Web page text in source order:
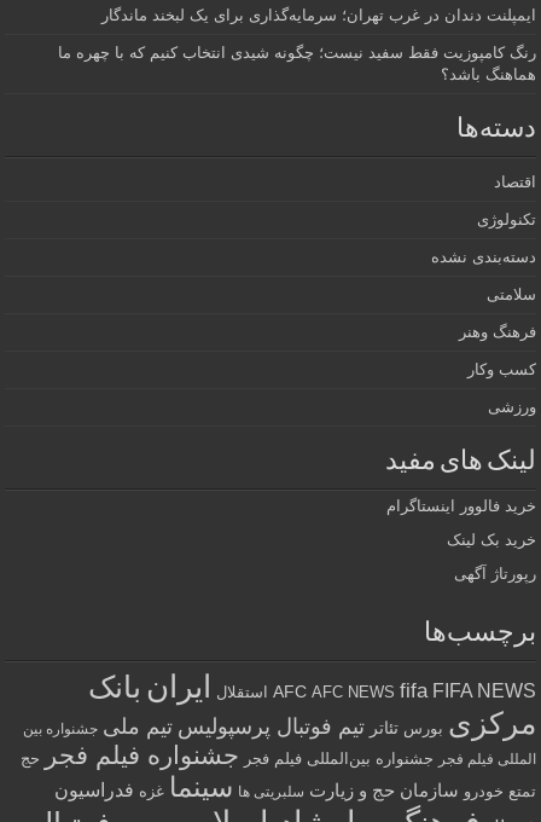
ایمپلنت دندان در غرب تهران؛ سرمایه‌گذاری برای یک لبخند ماندگار
رنگ کامپوزیت فقط سفید نیست؛ چگونه شیدی انتخاب کنیم که با چهره ما
هماهنگ باشد؟
دسته‌ها
اقتصاد
تکنولوژی
دسته‌بندی نشده
سلامتی
فرهنگ وهنر
کسب وکار
ورزشی
لینک های مفید
خرید فالوور اینستاگرام
خرید بک لینک
رپورتاژ آگهی
برچسب‌ها
AFC AFC NEWS fifa FIFA NEWS استقلال ایران بانک
مرکزی بورس تئاتر تیم فوتبال پرسپولیس تیم ملی جشنواره بین
المللی فیلم فجر جشنواره بین‌المللی فیلم فجر جشنواره فیلم فجر
حج
تمتع خودرو سازمان حج و زیارت سلبریتی ها سینما غزه فدراسیون